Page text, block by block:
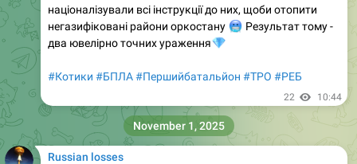
націоналізували всі інструкції до них, щоби отопити
негазифіковані райони оркостану
🥶Результат тому -
два ювелірно точних ураження
💎
#Котики #БПЛА#Першийбатальйон #ТРО #РЕБ
22 10:44
Russian losses
November 1, 2025